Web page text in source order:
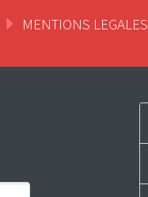
MENTIONS LEGALES